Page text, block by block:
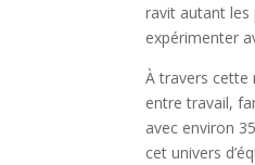
ravit autant les
expérimenter
À travers cette
entre travail,
avec environ
cet univers